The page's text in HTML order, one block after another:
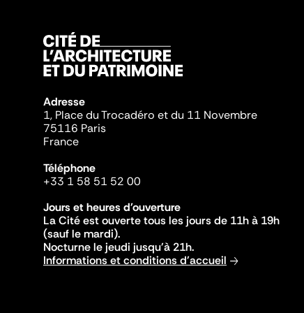
Adresse
1, Place du Trocadéro et du 11 Novembre
75116 Paris
France
Téléphone
+33 1 58 51 52 00
Jours et heures d'ouverture
La Cité est ouverte tous les jours de 11h à 19h
(sauf le mardi).
Nocturne le jeudi jusqu'à 21h.
Informations et conditions d'accueil